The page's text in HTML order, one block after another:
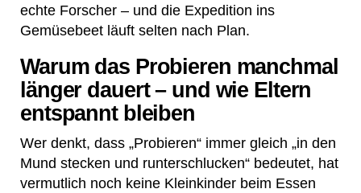
echte Forscher – und die Expedition ins
Gemüsebeet läuft selten nach Plan.
Warum das Probieren manchmal
länger dauert – und wie Eltern
entspannt bleiben
Wer denkt, dass „Probieren“ immer gleich „in den
Mund stecken und runterschlucken“ bedeutet, hat
vermutlich noch keine Kleinkinder beim Essen